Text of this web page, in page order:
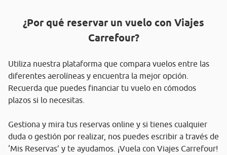
¿Por qué reservar un vuelo con Viajes
Carrefour?
Utiliza nuestra plataforma que compara vuelos entre las
diferentes aerolíneas y encuentra la mejor opción.
Recuerda que puedes financiar tu vuelo en cómodos
plazos si lo necesitas.
Gestiona y mira tus reservas online y si tienes cualquier
duda o gestión por realizar, nos puedes escribir a través de
‘Mis Reservas’ y te ayudamos. ¡Vuela con Viajes Carrefour!